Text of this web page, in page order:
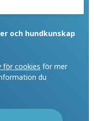
och hundkunskap
för cookies för mer
du